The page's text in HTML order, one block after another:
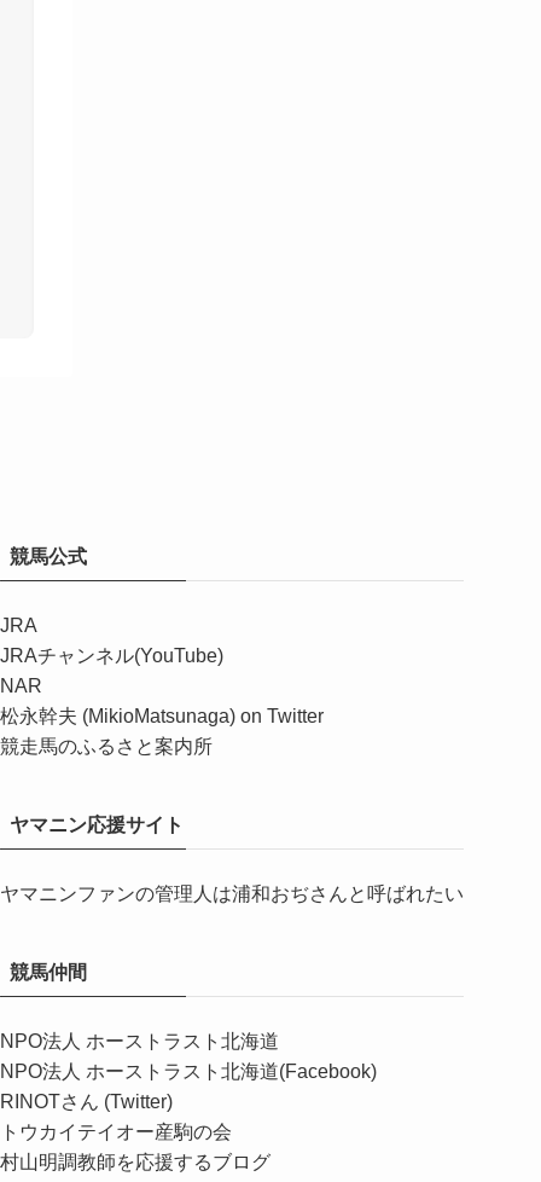
競馬公式
JRA
JRAチャンネル(YouTube)
NAR
松永幹夫 (MikioMatsunaga) on Twitter
競走馬のふるさと案内所
ヤマニン応援サイト
ヤマニンファンの管理人は浦和おぢさんと呼ばれたい
競馬仲間
NPO法人 ホーストラスト北海道
NPO法人 ホーストラスト北海道(Facebook)
RINOTさん (Twitter)
トウカイテイオー産駒の会
村山明調教師を応援するブログ